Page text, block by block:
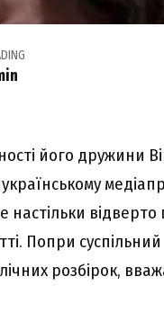
його дружини
Попри
розбірок,